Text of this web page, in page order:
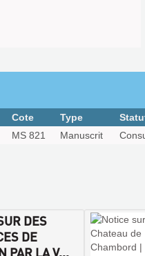
Cote Type
MS 821 Manuscrit
DES
DE
PAR LA V...